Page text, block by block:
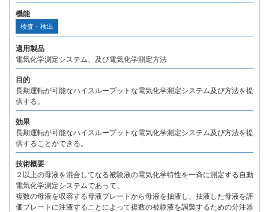
機能
検査・検出
適用製品
電気化学測定システム、及び電気化学測定方法
目的
長期運転が可能なハイスループットな電気化学測定システム及び方法を提
供する。
効果
長期運転が可能なハイスループットな電気化学測定システム及び方法を提
供することができる。
技術概要
２以上の母液を混合してなる被験液の電気化学特性を一斉に測定する自動
電気化学測定システムであって、
複数の母液を収容する母液プレートから母液を抽液し、抽液した母液を評
価プレートに注液することによって複数の被験液を調製するための分注器